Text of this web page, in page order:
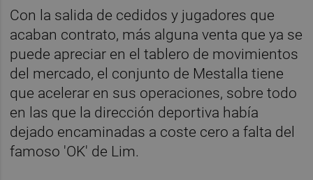
Con la salida de cedidos y jugadores que
acaban contrato, más alguna venta que ya se
puede apreciar en el tablero de movimientos
del mercado, el conjunto de Mestalla tiene
que acelerar en sus operaciones, sobre todo
en las que la dirección deportiva había
dejado encaminadas a coste cero a falta del
famoso 'OK' de Lim.